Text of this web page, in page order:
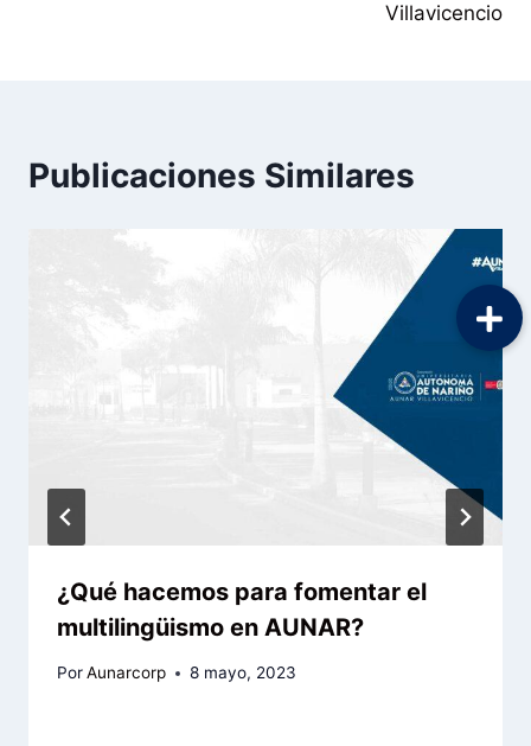
Villavicencio
Publicaciones Similares
¿Qué hacemos para fomentar el
multilingüismo en AUNAR?
PorAunarcorp 8 mayo, 2023